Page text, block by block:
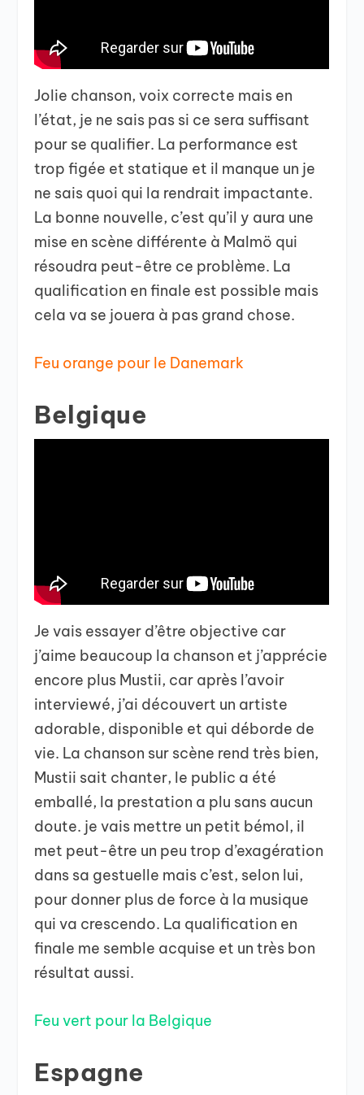
Jolie chanson, voix correcte mais en
l’état, je ne sais pas si ce sera suffisant
pour se qualifier. La performance est
trop figée et statique et il manque un je
ne sais quoi qui la rendrait impactante.
La bonne nouvelle, c’est qu’il y aura une
mise en scène différente à Malmö qui
résoudra peut-être ce problème. La
qualification en finale est possible mais
cela va se jouera à pas grand chose.
Feu orange pour le Danemark
Belgique
Je vais essayer d’être objective car
j’aime beaucoup la chanson et j’apprécie
encore plus Mustii, car après l’avoir
interviewé, j’ai découvert un artiste
adorable, disponible et qui déborde de
vie. La chanson sur scène rend très bien,
Mustii sait chanter, le public a été
emballé, la prestation a plu sans aucun
doute. je vais mettre un petit bémol, il
met peut-être un peu trop d’exagération
dans sa gestuelle mais c’est, selon lui,
pour donner plus de force à la musique
qui va crescendo. La qualification en
finale me semble acquise et un très bon
résultat aussi.
Feu vert pour la Belgique
Espagne